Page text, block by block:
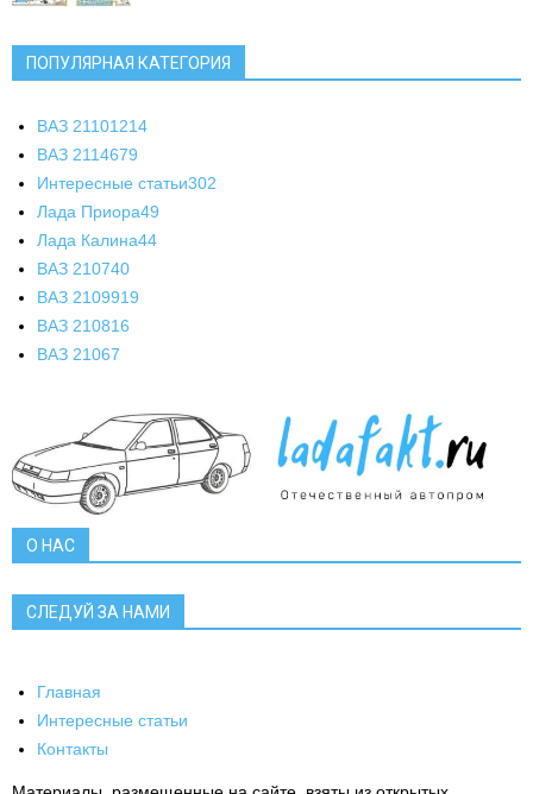
ПОПУЛЯРНАЯ КАТЕГОРИЯ
ВАЗ 21101214
ВАЗ 2114679
Интересные статьи302
Лада Приора49
Лада Калина44
ВАЗ 210740
ВАЗ 2109919
ВАЗ 210816
ВАЗ 21067
О НАС
СЛЕДУЙ ЗА НАМИ
Главная
Интересные статьи
Контакты